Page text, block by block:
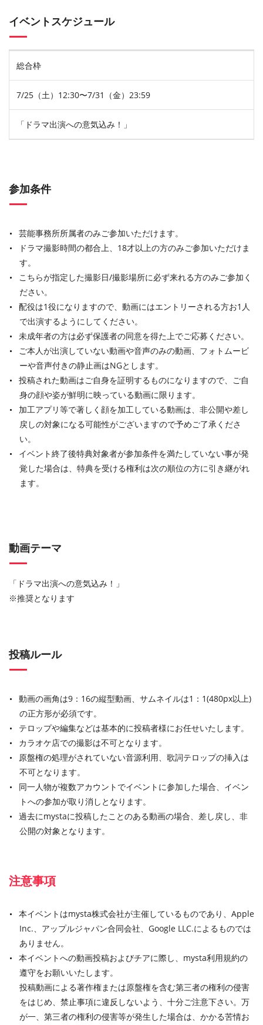
イベントスケジュール
総合枠
7/25（土）12:30〜7/31（金）23:59
「ドラマ出演への意気込み！」
参加条件
芸能事務所所属者のみご参加いただけます。
ドラマ撮影時間の都合上、18才以上の方のみご参加いただけま
す。
こちらが指定した撮影日/撮影場所に必ず来れる方のみご参加く
ださい。
配役は1役になりますので、動画にはエントリーされる方お1人
で出演するようにしてください。
未成年者の方は必ず保護者の同意を得た上でご応募ください。
ご本人が出演していない動画や音声のみの動画、フォトムービ
ーや音声付きの静止画はNGとします。
投稿された動画はご自身を証明するものになりますので、ご自
身の顔や姿が鮮明に映っている動画に限ります。
加工アプリ等で著しく顔を加工している動画は、非公開や差し
戻しの対象になる可能性がございますので予めご了承くださ
い。
イベント終了後特典対象者が参加条件を満たしていない事が発
覚した場合は、特典を受ける権利は次の順位の方に引き継がれ
ます。
動画テーマ
「ドラマ出演への意気込み！」
※推奨となります
投稿ルール
動画の画角は9：16の縦型動画、サムネイルは1：1(480px以上)
の正方形が必須です。
テロップや編集などは基本的に投稿者様にお任せいたします。
カラオケ店での撮影は不可となります。
原盤権の処理がされていない音源利用、歌詞テロップの挿入は
不可となります。
同一人物が複数アカウントでイベントに参加した場合、イベン
トへの参加が取り消しとなります。
過去にmystaに投稿したことのある動画の場合、差し戻し、非
公開の対象となります。
注意事項
本イベントはmysta株式会社が主催しているものであり、Apple
Inc.、アップルジャパン合同会社、Google LLC.によるものでは
ありません。
本イベントへの動画投稿およびチアに際し、mysta利用規約の
遵守をお願いいたします。
投稿動画による著作権または原盤権を含む第三者の権利の侵害
をはじめ、禁止事項に違反しないよう、十分ご注意下さい。万
が一、第三者の権利の侵害等が発生した場合は、かかる苦情お